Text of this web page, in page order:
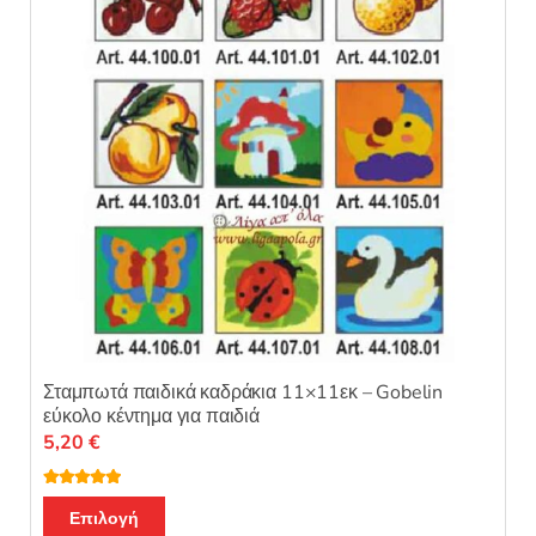
να
επιλεγούν
στη
σελίδα
του
προϊόντος
Σταμπωτά παιδικά καδράκια 11×11εκ – Gobelin
εύκολο κέντημα για παιδιά
Βαθμολογή
θηκε με5.00
από 5
5,20 €
Επιλογή